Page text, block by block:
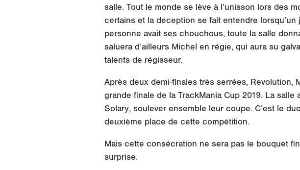
salle. Tout le monde se lève à l’unisson lors des
certains et la déception se fait entendre
personne avait ses chouchous, toute la salle
saluera d’ailleurs Michel en régie, qui aura su
talents de régisseur.
Après deux demi-finales très serrées, Revolution,
grande finale de la TrackMania Cup 2019. La
Solary, soulever ensemble leur coupe. C’est le
deuxième place de cette compétition.
Mais cette consécration ne sera pas le bouquet
surprise.